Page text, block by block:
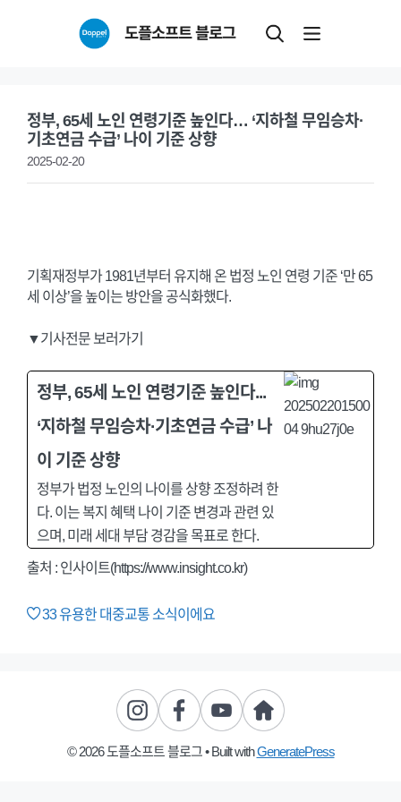
도플소프트 블로그
정부, 65세 노인 연령기준 높인다… ‘지하철 무임승차·
기초연금 수급’ 나이 기준 상향
2025-02-20
기획재정부가 1981년부터 유지해 온 법정 노인 연령 기준 ‘만 65
세 이상’을 높이는 방안을 공식화했다.
▼기사전문 보러가기
정부, 65세 노인 연령기준 높인다...
‘지하철 무임승차·기초연금 수급’ 나
이 기준 상향
정부가 법정 노인의 나이를 상향 조정하려 한
다. 이는 복지 혜택 나이 기준 변경과 관련 있
으며, 미래 세대 부담 경감을 목표로 한다.
출처 : 인사이트(https://www.insight.co.kr)
33유용한 대중교통 소식이에요
© 2026 도플소프트 블로그• Built withGeneratePress